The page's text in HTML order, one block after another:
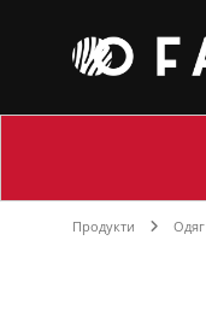
Продукти Одяг